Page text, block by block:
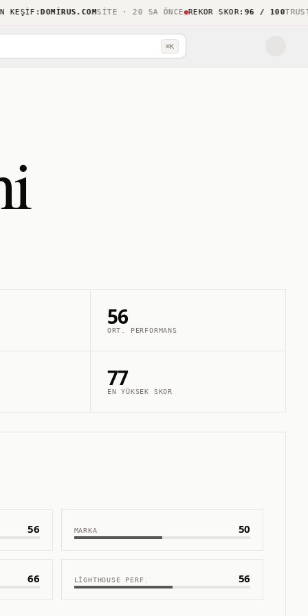
:DOMIRUS.COM SITE · 20 SA ÖNCE REKOR SKOR:96 / 100
⌘K
56
ORT. PERFORMANS
77
EN YÜKSEK SKOR
56 MARKA 50
66 LIGHTHOUSE PERF. 56